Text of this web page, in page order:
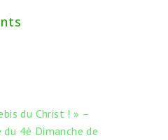
du Christ ! » –
4è Dimanche de